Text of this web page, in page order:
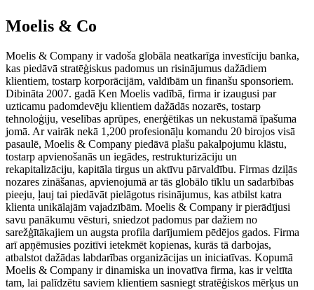
Moelis & Co
Moelis & Company ir vadoša globāla neatkarīga investīciju banka,
kas piedāvā stratēģiskus padomus un risinājumus dažādiem
klientiem, tostarp korporācijām, valdībām un finanšu sponsoriem.
Dibināta 2007. gadā Ken Moelis vadībā, firma ir izaugusi par
uzticamu padomdevēju klientiem dažādās nozarēs, tostarp
tehnoloģiju, veselības aprūpes, enerģētikas un nekustamā īpašuma
jomā. Ar vairāk nekā 1,200 profesionāļu komandu 20 birojos visā
pasaulē, Moelis & Company piedāvā plašu pakalpojumu klāstu,
tostarp apvienošanās un iegādes, restrukturizāciju un
rekapitalizāciju, kapitāla tirgus un aktīvu pārvaldību. Firmas dziļās
nozares zināšanas, apvienojumā ar tās globālo tīklu un sadarbības
pieeju, ļauj tai piedāvāt pielāgotus risinājumus, kas atbilst katra
klienta unikālajām vajadzībām. Moelis & Company ir pierādījusi
savu panākumu vēsturi, sniedzot padomus par dažiem no
sarežģītākajiem un augsta profila darījumiem pēdējos gados. Firma
arī apņēmusies pozitīvi ietekmēt kopienas, kurās tā darbojas,
atbalstot dažādas labdarības organizācijas un iniciatīvas. Kopumā
Moelis & Company ir dinamiska un inovatīva firma, kas ir veltīta
tam, lai palīdzētu saviem klientiem sasniegt stratēģiskos mērķus un